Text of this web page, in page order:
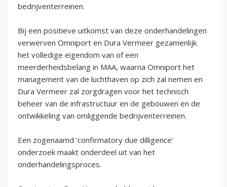
bedrijventerreinen.
Bij een positieve uitkomst van deze onderhandelingen
verwerven Omniport en Dura Vermeer gezamenlijk
het volledige eigendom van of een
meerderheidsbelang in MAA, waarna Omniport het
management van de luchthaven op zich zal nemen en
Dura Vermeer zal zorgdragen voor het technisch
beheer van de infrastructuur en de gebouwen en de
ontwikkeling van omliggende bedrijventerreinen.
Een zogenaamd ‘confirmatory due dilligence’
onderzoek maakt onderdeel uit van het
onderhandelingsproces.